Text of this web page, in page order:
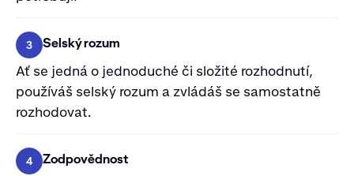
3
Selský rozum
Ať se jedná o jednoduché či složité rozhodnutí,
používáš selský rozum a zvládáš se samostatně
rozhodovat.
4
Zodpovědnost